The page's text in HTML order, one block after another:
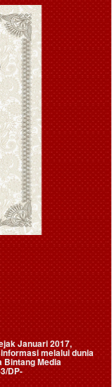
Januari 2017,
melalui dunia
Bintang Media
DP-